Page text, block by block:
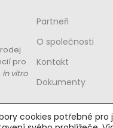
pro
in vitro
Partneři
O společnosti
Kontakt
Dokumenty
cookies potřebné